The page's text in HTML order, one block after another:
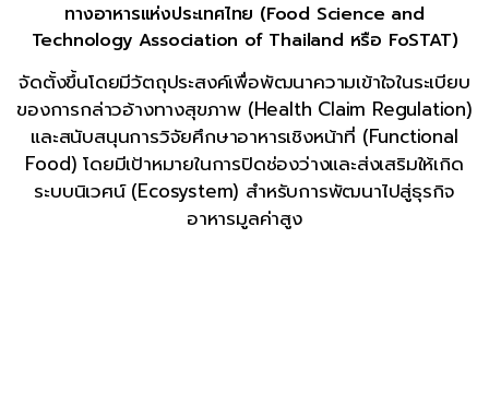
ทางอาหารแห่งประเทศไทย (Food Science and
Technology Association of Thailand หรือ FoSTAT)
จัดตั้งขึ้นโดยมีวัตถุประสงค์เพื่อพัฒนาความเข้าใจในระเบียบ
ของการกล่าวอ้างทางสุขภาพ (Health Claim Regulation)
และสนับสนุนการวิจัยศึกษาอาหารเชิงหน้าที่ (Functional
Food) โดยมีเป้าหมายในการปิดช่องว่างและส่งเสริมให้เกิด
ระบบนิเวศน์ (Ecosystem) สำหรับการพัฒนาไปสู่ธุรกิจ
อาหารมูลค่าสูง